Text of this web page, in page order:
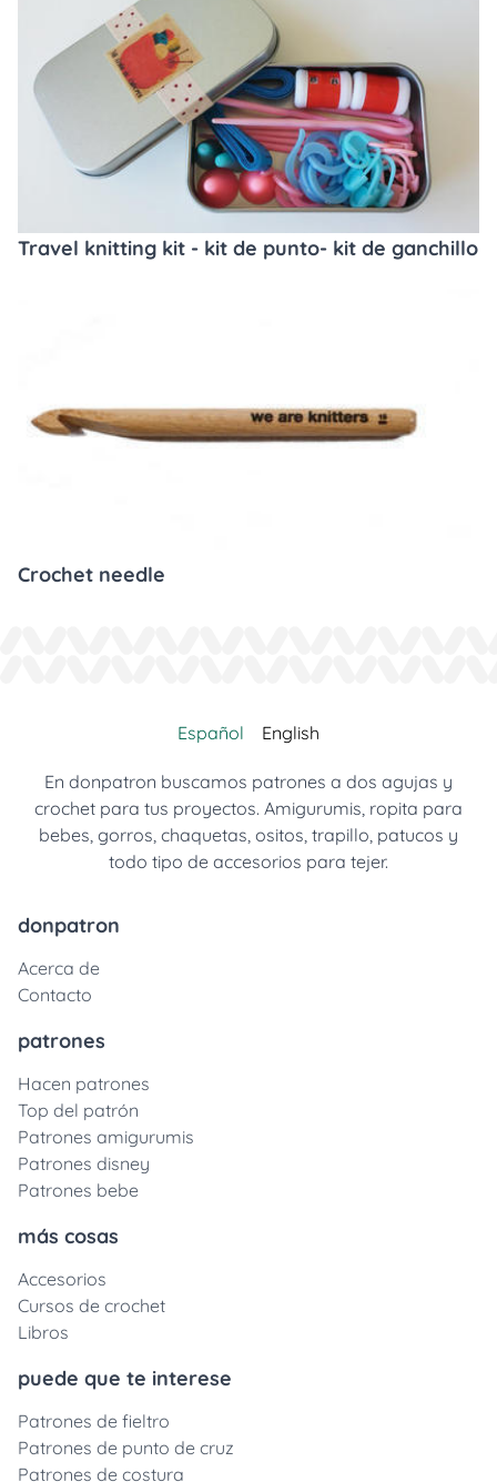
Travel knitting kit - kit de punto- kit de ganchillo
Crochet needle
Español English
En donpatron buscamos patrones a dos agujas y
crochet para tus proyectos. Amigurumis, ropita para
bebes, gorros, chaquetas, ositos, trapillo, patucos y
todo tipo de accesorios para tejer.
donpatron
Acerca de
Contacto
patrones
Hacen patrones
Top del patrón
Patrones amigurumis
Patrones disney
Patrones bebe
más cosas
Accesorios
Cursos de crochet
Libros
puede que te interese
Patrones de fieltro
Patrones de punto de cruz
Patrones de costura